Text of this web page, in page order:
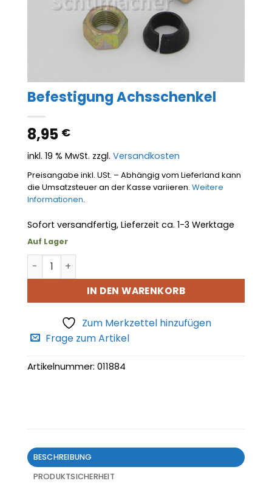
Befestigung Achsschenkel
8,95 €
inkl. 19 % MwSt. zzgl. Versandkosten
Preisangabe inkl. USt. – Abhängig vom Lieferland kann
die Umsatzsteuer an der Kasse variieren. Weitere
Informationen.
Sofort versandfertig, Lieferzeit ca. 1-3 Werktage
Auf Lager
Befestigung Achsschenkel Menge
IN DEN WARENKORB
Zum Merkzettel hinzufügen
Frage zum Artikel
Artikelnummer: 011884
BESCHREIBUNG
PRODUKTSICHERHEIT